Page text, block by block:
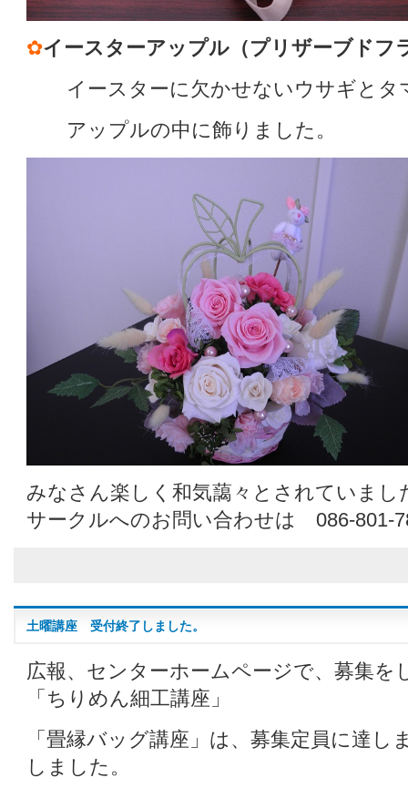
✿イースターアップル（プリザーブドフ
イースターに欠かせないウサギとタ
アップルの中に飾りました。
みなさん楽しく和気藹々とされていまし
サークルへのお問い合わせは 086-801-
土曜講座 受付終了しました。
広報、センターホームページで、募集を
「ちりめん細工講座」
「畳縁バッグ講座」は、募集定員に達し
しました。